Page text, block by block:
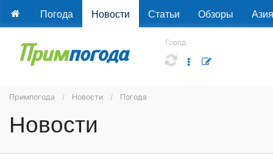
Погода Новости Статьи Обзоры Азия
Город
Примпогода Новости Погода
Новости